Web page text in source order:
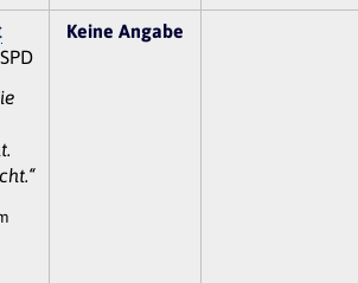
Keine Angabe